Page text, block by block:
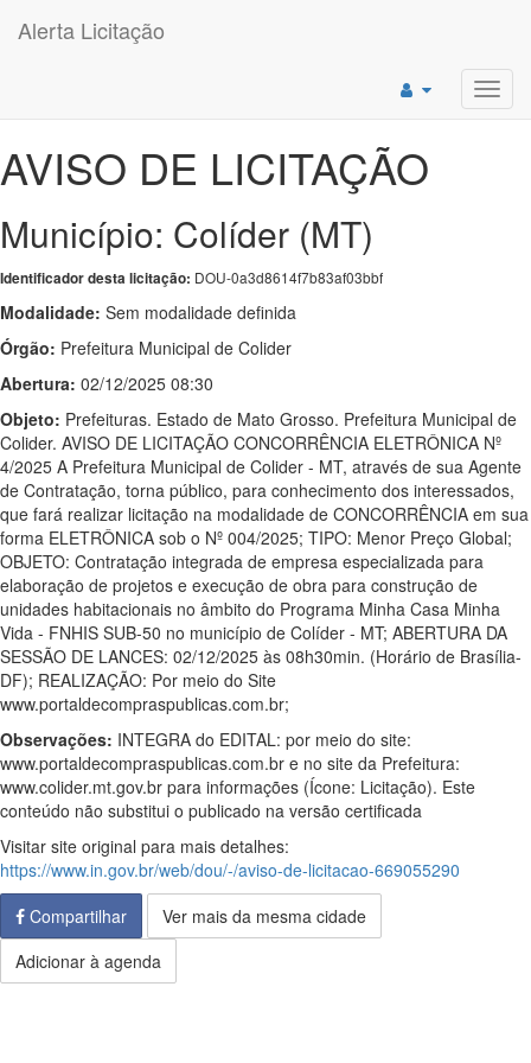
Alerta Licitação
AVISO DE LICITAÇÃO
Município: Colíder (MT)
Identificador desta licitação: DOU-0a3d8614f7b83af03bbf
Modalidade: Sem modalidade definida
Órgão: Prefeitura Municipal de Colider
Abertura: 02/12/2025 08:30
Objeto: Prefeituras. Estado de Mato Grosso. Prefeitura Municipal de
Colider. AVISO DE LICITAÇÃO CONCORRÊNCIA ELETRÔNICA Nº
4/2025 A Prefeitura Municipal de Colider - MT, através de sua Agente
de Contratação, torna público, para conhecimento dos interessados,
que fará realizar licitação na modalidade de CONCORRÊNCIA em sua
forma ELETRÔNICA sob o Nº 004/2025; TIPO: Menor Preço Global;
OBJETO: Contratação integrada de empresa especializada para
elaboração de projetos e execução de obra para construção de
unidades habitacionais no âmbito do Programa Minha Casa Minha
Vida - FNHIS SUB-50 no município de Colíder - MT; ABERTURA DA
SESSÃO DE LANCES: 02/12/2025 às 08h30min. (Horário de Brasília-
DF); REALIZAÇÃO: Por meio do Site
www.portaldecompraspublicas.com.br;
Observações: INTEGRA do EDITAL: por meio do site:
www.portaldecompraspublicas.com.br e no site da Prefeitura:
www.colider.mt.gov.br para informações (Ícone: Licitação). Este
conteúdo não substitui o publicado na versão certificada
Visitar site original para mais detalhes:
https://www.in.gov.br/web/dou/-/aviso-de-licitacao-669055290
Compartilhar
Ver mais da mesma cidade
Adicionar à agenda